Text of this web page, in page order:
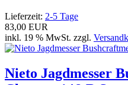
Lieferzeit: 2-5 Tage
83,00 EUR
inkl. 19 % MwSt. zzgl.
Nieto Jagdmesser